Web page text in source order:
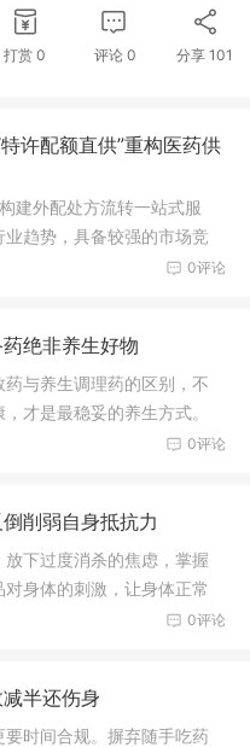
打赏 0 评论 0 分享101
许配额直供”重构医药供
建外配处方流转一站式服
趋势，具备较强的市场竞
化供应链管理及拓展健康
0评论
绝非养生好物
与养生调理药的区别，不
才是最稳妥的养生方式。
0评论
削弱自身抵抗力
下过度消杀的焦虑，掌握
身体的刺激，让身体正常
才是守护一家人平安健康
0评论
半还伤身
时间合规。摒弃随手吃药